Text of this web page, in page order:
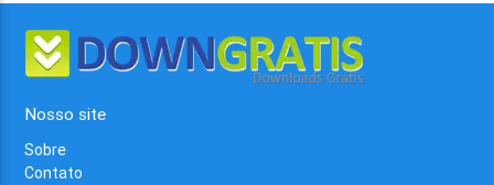
Nosso site
Sobre
Contato